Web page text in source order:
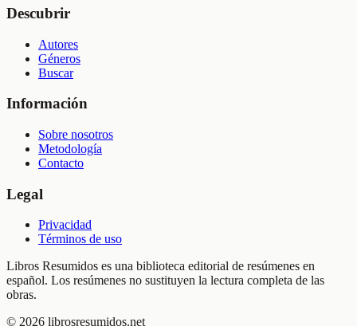
Descubrir
Autores
Géneros
Buscar
Información
Sobre nosotros
Metodología
Contacto
Legal
Privacidad
Términos de uso
Libros Resumidos es una biblioteca editorial de resúmenes en
español. Los resúmenes no sustituyen la lectura completa de las
obras.
© 2026 librosresumidos.net